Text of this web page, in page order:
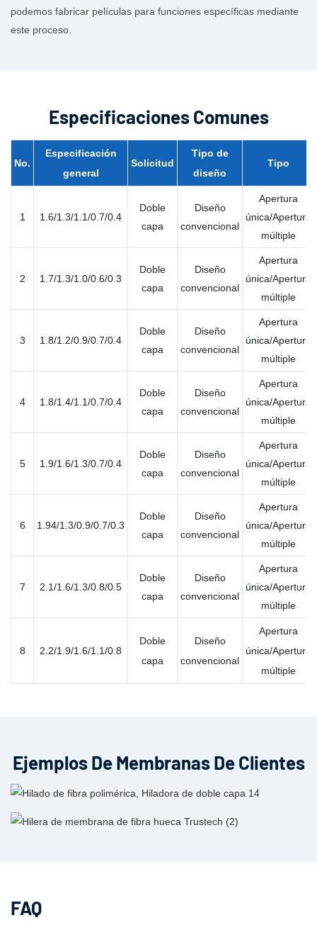
podemos fabricar películas para funciones específicas mediante
este proceso.
Especificaciones Comunes
No.
Especificación
general
Solicitud
Tipo de
diseño
Tipo
1 1.6/1.3/1.1/0.7/0.4
Doble
capa
Diseño
convencional
Apertura
única/Apertura
múltiple
2 1.7/1.3/1.0/0.6/0.3
Doble
capa
Diseño
convencional
Apertura
única/Apertura
múltiple
3 1.8/1.2/0.9/0.7/0.4
Doble
capa
Diseño
convencional
Apertura
única/Apertura
múltiple
4 1.8/1.4/1.1/0.7/0.4
Doble
capa
Diseño
convencional
Apertura
única/Apertura
múltiple
5 1.9/1.6/1.3/0.7/0.4
Doble
capa
Diseño
convencional
Apertura
única/Apertura
múltiple
6 1.94/1.3/0.9/0.7/0.3
Doble
capa
Diseño
convencional
Apertura
única/Apertura
múltiple
7 2.1/1.6/1.3/0.8/0.5
Doble
capa
Diseño
convencional
Apertura
única/Apertura
múltiple
8 2.2/1.9/1.6/1.1/0.8
Doble
capa
Diseño
convencional
Apertura
única/Apertura
múltiple
Ejemplos De Membranas De Clientes
FAQ